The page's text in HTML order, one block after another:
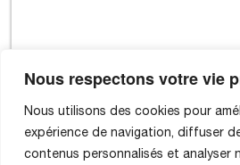
Nous respectons votre vie
Nous utilisons des cookies pour
expérience de navigation, diffuser
contenus personnalisés et analyser